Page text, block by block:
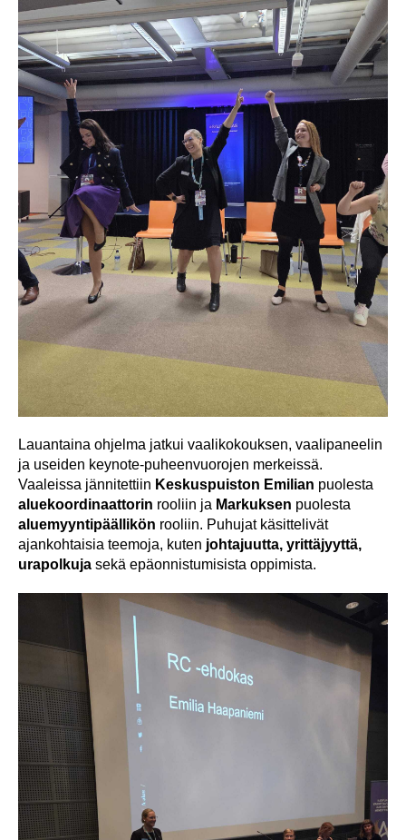
Lauantaina ohjelma jatkui vaalikokouksen, vaalipaneelin
ja useiden keynote-puheenvuorojen merkeissä.
Vaaleissa jännitettiin Keskuspuiston Emilian puolesta
aluekoordinaattorin rooliin ja Markuksen puolesta
aluemyyntipäällikön rooliin. Puhujat käsittelivät
ajankohtaisia teemoja, kuten johtajuutta, yrittäjyyttä,
urapolkuja sekä epäonnistumisista oppimista.